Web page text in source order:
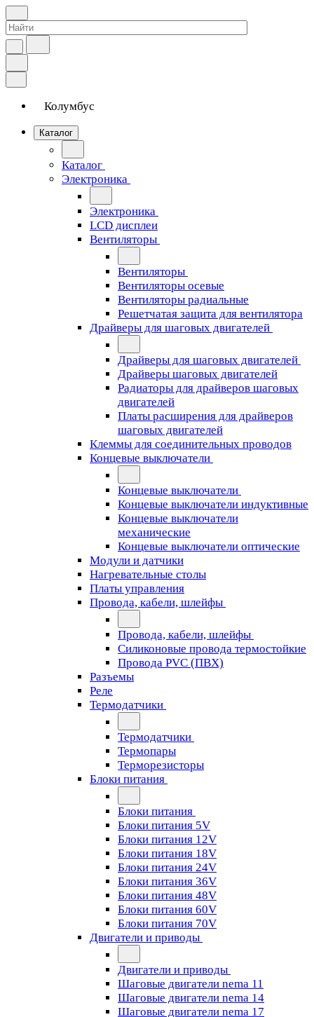
Колумбус
Каталог
Каталог
Электроника
Электроника
LCD дисплеи
Вентиляторы
Вентиляторы
Вентиляторы осевые
Вентиляторы радиальные
Решетчатая защита для вентилятора
Драйверы для шаговых двигателей
Драйверы для шаговых двигателей
Драйверы шаговых двигателей
Радиаторы для драйверов шаговых
двигателей
Платы расширения для драйверов
шаговых двигателей
Клеммы для соединительных проводов
Концевые выключатели
Концевые выключатели
Концевые выключатели индуктивные
Концевые выключатели
механические
Концевые выключатели оптические
Модули и датчики
Нагревательные столы
Платы управления
Провода, кабели, шлейфы
Провода, кабели, шлейфы
Силиконовые провода термостойкие
Провода PVC (ПВХ)
Разъемы
Реле
Термодатчики
Термодатчики
Термопары
Терморезисторы
Блоки питания
Блоки питания
Блоки питания 5V
Блоки питания 12V
Блоки питания 18V
Блоки питания 24V
Блоки питания 36V
Блоки питания 48V
Блоки питания 60V
Блоки питания 70V
Двигатели и приводы
Двигатели и приводы
Шаговые двигатели nema 11
Шаговые двигатели nema 14
Шаговые двигатели nema 17